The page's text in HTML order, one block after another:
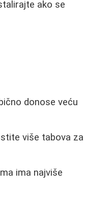
ako se
donose veću
više tabova za
ima najviše